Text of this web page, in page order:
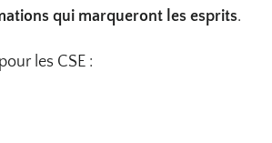
qui marqueront les esprits.
les CSE :